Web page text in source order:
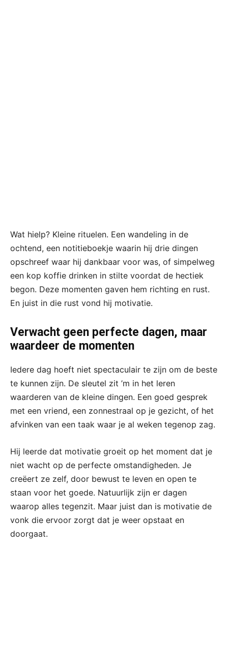
Wat hielp? Kleine rituelen. Een wandeling in de
ochtend, een notitieboekje waarin hij drie dingen
opschreef waar hij dankbaar voor was, of simpelweg
een kop koffie drinken in stilte voordat de hectiek
begon. Deze momenten gaven hem richting en rust.
En juist in die rust vond hij motivatie.
Verwacht geen perfecte dagen, maar
waardeer de momenten
Iedere dag hoeft niet spectaculair te zijn om de beste
te kunnen zijn. De sleutel zit ’m in het leren
waarderen van de kleine dingen. Een goed gesprek
met een vriend, een zonnestraal op je gezicht, of het
afvinken van een taak waar je al weken tegenop zag.
Hij leerde dat motivatie groeit op het moment dat je
niet wacht op de perfecte omstandigheden. Je
creëert ze zelf, door bewust te leven en open te
staan voor het goede. Natuurlijk zijn er dagen
waarop alles tegenzit. Maar juist dan is motivatie de
vonk die ervoor zorgt dat je weer opstaat en
doorgaat.